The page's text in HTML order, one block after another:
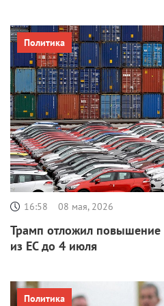
16:58 08 мая, 2026
Трамп отложил
из ЕС до 4 июля
Политика
Политика